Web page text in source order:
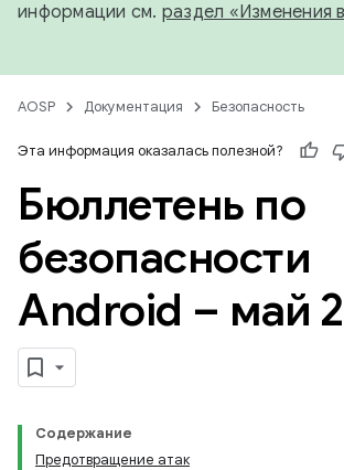
информации см. раздел «Изменения
AOSP Документация Безопасность
Эта информация оказалась полезной?
Бюллетень по
безопасности
Android – май
Содержание
Предотвращение атак